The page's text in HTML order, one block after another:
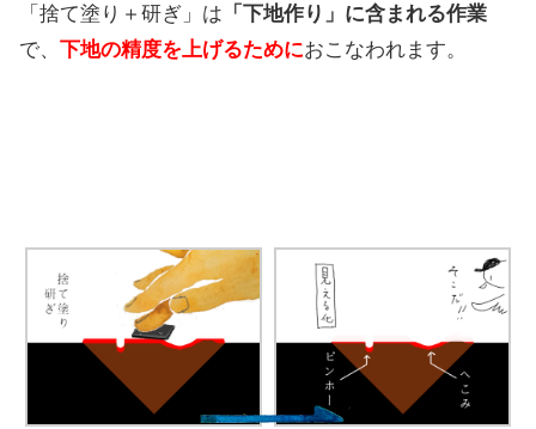
「捨て塗り＋研ぎ」は 「下地作り」に含まれる作業
で、 下地の精度を上げるためにおこなわれます。